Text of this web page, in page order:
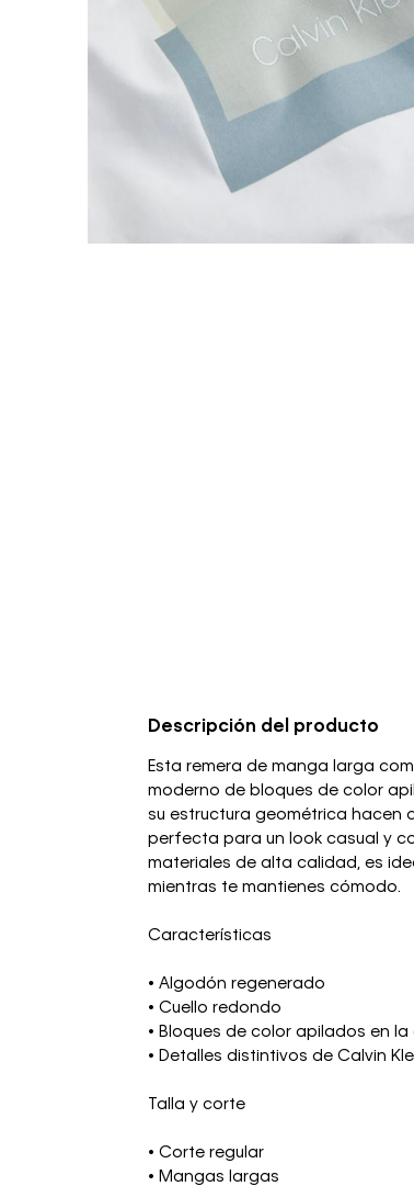
Descripción del producto
Esta remera de manga larga
moderno de bloques de color
su estructura geométrica hacen
perfecta para un look casual y
materiales de alta calidad, es
mientras te mantienes cómodo.
Características
• Algodón regenerado
• Cuello redondo
• Bloques de color apilados en
• Detalles distintivos de Calvin
Talla y corte
• Corte regular
• Mangas largas